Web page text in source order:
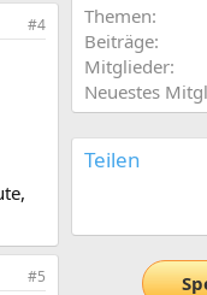
#4
#5
Themen
Beiträge
Mitglieder
Neuestes
Teilen